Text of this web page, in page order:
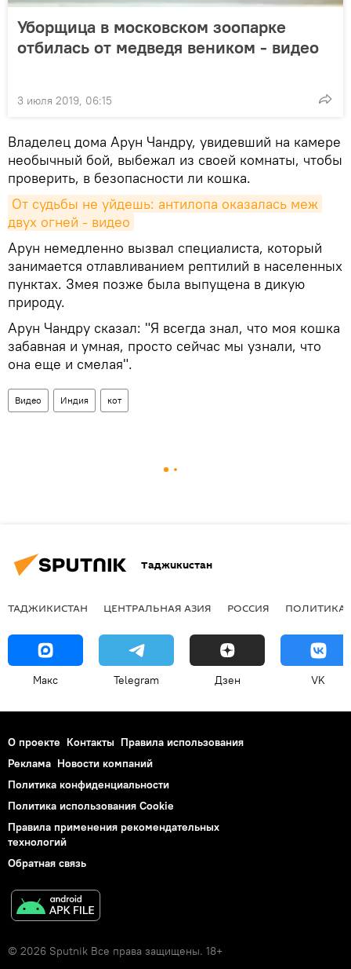
Уборщица в московском зоопарке
отбилась от медведя веником - видео
3 июля 2019, 06:15
Владелец дома Арун Чандру, увидевший на камере
необычный бой, выбежал из своей комнаты, чтобы
проверить, в безопасности ли кошка.
От судьбы не уйдешь: антилопа оказалась меж
двух огней - видео
Арун немедленно вызвал специалиста, который
занимается отлавливанием рептилий в населенных
пунктах. Змея позже была выпущена в дикую
природу.
Арун Чандру сказал: "Я всегда знал, что моя кошка
забавная и умная, просто сейчас мы узнали, что
она еще и смелая".
Видео Индия кот
Таджикистан
ТАДЖИКИСТАН ЦЕНТРАЛЬНАЯ АЗИЯ РОССИЯ ПОЛИТИКА
Макс Telegram Дзен VK
О проекте Контакты Правила использования
Реклама Новости компаний
Политика конфиденциальности
Политика использования Cookie
Правила применения рекомендательных
технологий
Обратная связь
© 2026 Sputnik Все права защищены. 18+